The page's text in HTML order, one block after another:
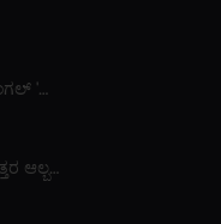
=LOVE ಅವರ ಹೊಸ ಸಿಂಗಲ್ 'ಕೋಯಿ, ಹಜಿಮೆಮಾಶಿತ.' ಮತ್ತು ಟೋಕಿಯೋ ಡೋಮ್ ಕಾನ್ಸರ್ಟ್ ಘೋಷಣೆ
ಅಲಿಯಾ ತಮ್ಮ ವಿರಾಮೋತ್ತರ ಆಲ್ಬಮ್ 'ಸ್ನೇಹಿತ' ಬಿಡುಗಡೆ ಮಾಡಿದೆ, ಟೋಕ್ಯೋ ಲೈವ್ ಘೋಷಿಸಿದೆ